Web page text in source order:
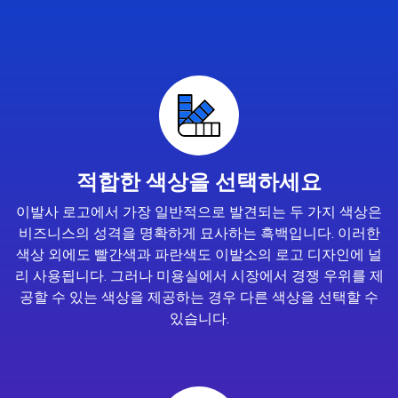
적합한 색상을 선택하세요
이발사 로고에서 가장 일반적으로 발견되는 두 가지 색상은
비즈니스의 성격을 명확하게 묘사하는 흑백입니다. 이러한
색상 외에도 빨간색과 파란색도 이발소의 로고 디자인에 널
리 사용됩니다. 그러나 미용실에서 시장에서 경쟁 우위를 제
공할 수 있는 색상을 제공하는 경우 다른 색상을 선택할 수
있습니다.